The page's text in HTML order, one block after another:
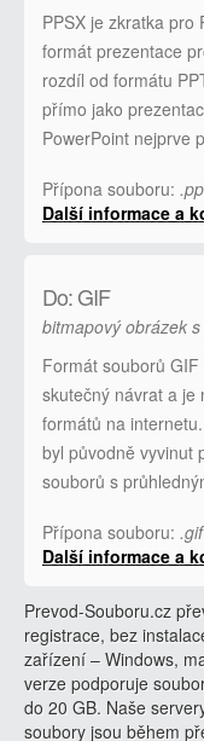
PPSX je zkratka pro
formát prezentace
rozdíl od formátu
přímo jako
PowerPoint nejprve
Přípona souboru:
Další informace a
Do: GIF
bitmapový obrázek
Formát souborů
skutečný návrat a je
formátů na
byl původně vyvinut
souborů s
Přípona souboru: .gif
Další informace a
Prevod-Souboru.cz
registrace, bez
zařízení – Windows,
verze podporuje
do 20 GB. Naše
soubory jsou během